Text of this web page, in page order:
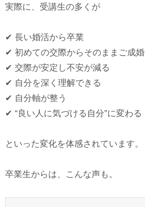
実際に、受講生の多くが
✔︎ 長い婚活から卒業
✔︎ 初めての交際からそのままご成婚
✔︎ 交際が安定し不安が減る
✔︎ 自分を深く理解できる
✔︎ 自分軸が整う
✔︎ “良い人に気づける自分”に変わる
といった変化を体感されています。
卒業生からは、こんな声も。